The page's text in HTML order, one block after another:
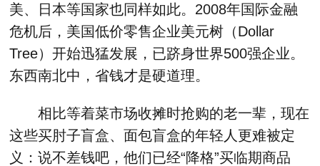
美、日本等国家也同样如此。2008年国际金融
危机后，美国低价零售企业美元树（Dollar
Tree）开始迅猛发展，已跻身世界500强企业。
东西南北中，省钱才是硬道理。
相比等着菜市场收摊时抢购的老一辈，现在
这些买肘子盲盒、面包盲盒的年轻人更难被定
义：说不差钱吧，他们已经“降格”买临期商品